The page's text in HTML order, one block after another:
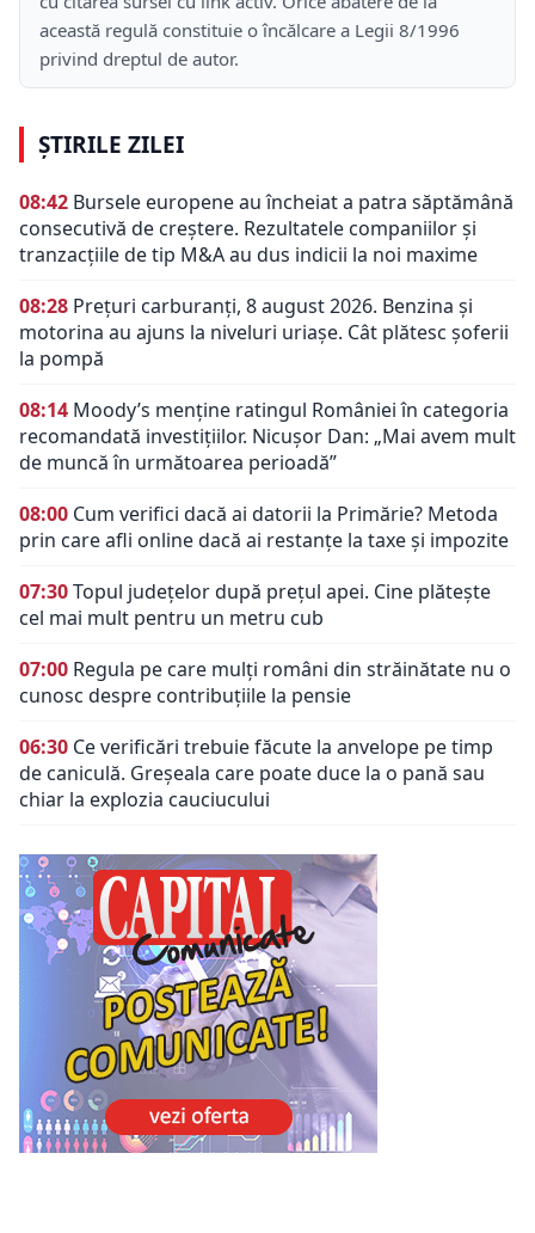
această regulă constituie o încălcare a Legii 8/1996
privind dreptul de autor.
ȘTIRILE ZILEI
08:42 Bursele europene au încheiat a patra săptămână
consecutivă de creștere. Rezultatele companiilor și
tranzacțiile de tip M&A au dus indicii la noi maxime
08:28 Prețuri carburanți, 8 august 2026. Benzina și
motorina au ajuns la niveluri uriașe. Cât plătesc șoferii
la pompă
08:14 Moody’s menține ratingul României în categoria
recomandată investițiilor. Nicușor Dan: „Mai avem mult
de muncă în următoarea perioadă”
08:00 Cum verifici dacă ai datorii la Primărie? Metoda
prin care afli online dacă ai restanțe la taxe și impozite
07:30Topul județelor după prețul apei. Cine plătește
cel mai mult pentru un metru cub
07:00 Regula pe care mulți români din străinătate nu o
cunosc despre contribuțiile la pensie
06:30 Ce verificări trebuie făcute la anvelope pe timp
de caniculă. Greșeala care poate duce la o pană sau
chiar la explozia cauciucului